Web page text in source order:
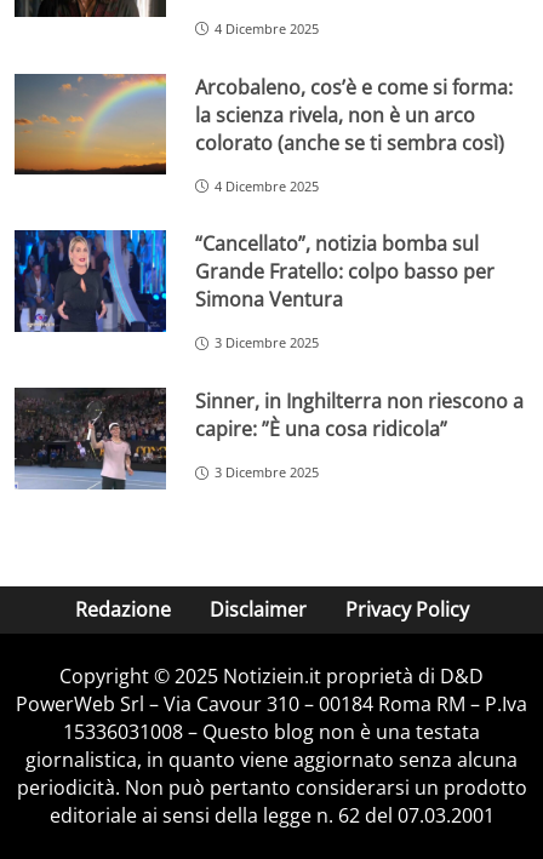
4 Dicembre 2025
Arcobaleno, cos’è e come si forma:
la scienza rivela, non è un arco
colorato (anche se ti sembra così)
4 Dicembre 2025
“Cancellato”, notizia bomba sul
Grande Fratello: colpo basso per
Simona Ventura
3 Dicembre 2025
Sinner, in Inghilterra non riescono a
capire: ”È una cosa ridicola”
3 Dicembre 2025
Redazione Disclaimer Privacy Policy
Copyright © 2025 Notiziein.it proprietà di D&D
PowerWeb Srl – Via Cavour 310 – 00184 Roma RM – P.Iva
15336031008 – Questo blog non è una testata
giornalistica, in quanto viene aggiornato senza alcuna
periodicità. Non può pertanto considerarsi un prodotto
editoriale ai sensi della legge n. 62 del 07.03.2001